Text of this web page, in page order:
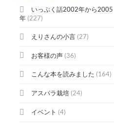
いっぷく話2002年から2005
年 (227)
えりさんの小言 (27)
お客様の声 (36)
こんな本を読みました (164)
アスパラ栽培 (24)
イベント (4)